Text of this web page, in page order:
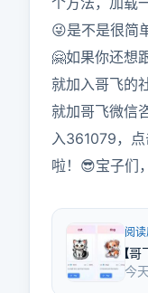
😜是不是很简
🤗如果你还想
就加入哥飞的
就加哥飞微信
入361079，
啦！😎宝子们
阅
【
量
今